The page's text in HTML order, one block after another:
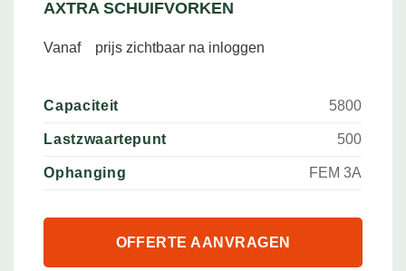
AXTRA SCHUIFVORKEN
Vanaf prijs zichtbaar na inloggen
Capaciteit 5800
Lastzwaartepunt 500
Ophanging FEM 3A
OFFERTE AANVRAGEN